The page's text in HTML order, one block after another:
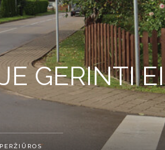
GERINTI
PERŽIŪROS